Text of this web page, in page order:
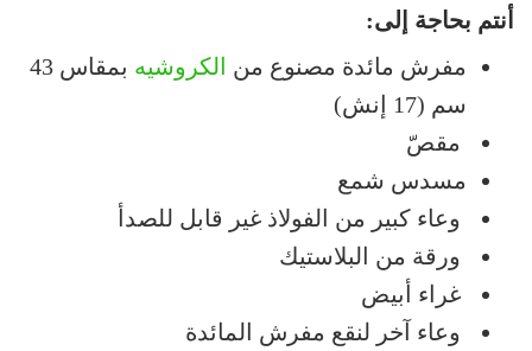
أنتم بحاجة إلى:
مفرش مائدة مصنوع من الكروشيه
بمقاس 43
سم (17 إنش)
مقصّ
مسدس شمع
وعاء كبير من الفولاذ غير قابل للصدأ
ورقة من البلاستيك
غراء أبيض
وعاء آخر لنقع مفرش المائدة